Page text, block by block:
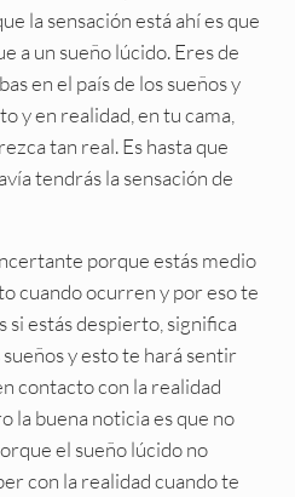
la sensación está ahí es que
a un sueño lúcido. Eres de
en el país de los sueños y
y en realidad, en tu cama,
tan real. Es hasta que
tendrás la sensación de
porque estás medio
cuando ocurren y por eso te
si estás despierto, significa
y esto te hará sentir
contacto con la realidad
la buena noticia es que no
el sueño lúcido no
con la realidad cuando te